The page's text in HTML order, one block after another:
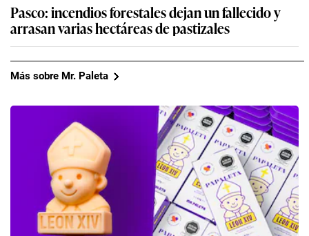
Pasco: incendios forestales dejan un fallecido y
arrasan varias hectáreas de pastizales
Más sobre Mr. Paleta